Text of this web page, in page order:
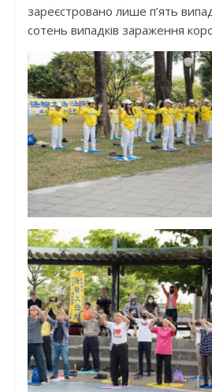
зареєстровано лише п’ять
сотень випадків зараження